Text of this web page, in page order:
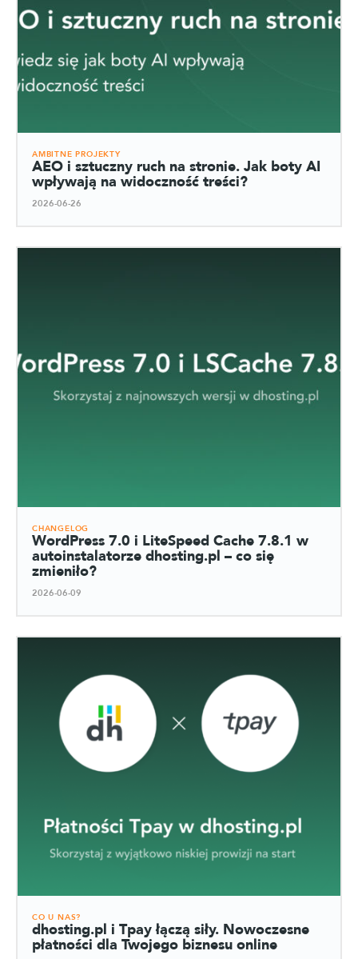
AMBITNE PROJEKTY
AEO i sztuczny ruch na stronie. Jak boty AI
wpływają na widoczność treści?
2026-06-26
CHANGELOG
WordPress 7.0 i LiteSpeed Cache 7.8.1 w
autoinstalatorze dhosting.pl – co się
zmieniło?
2026-06-09
CO U NAS?
dhosting.pl i Tpay łączą siły. Nowoczesne
płatności dla Twojego biznesu online